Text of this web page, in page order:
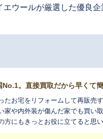
ウールが厳選した優良
。直接買取だから早くて簡
たお宅をリフォームして再販売
家や内外装が傷んだ家でも買い
方にもきっとお役に立てると思
みつなぐお手伝いをさせてくだ